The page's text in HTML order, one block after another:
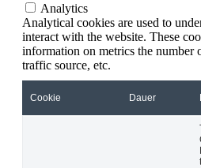
Analytics
Analytical cookies are used to
interact with the website. These
information on metrics the number
traffic source, etc.
Cookie Dauer